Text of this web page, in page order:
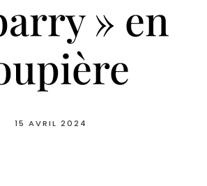
» en
15 AVRIL 2024